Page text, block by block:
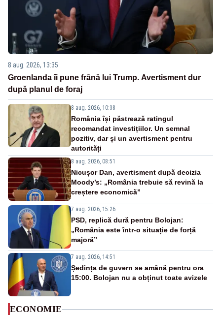
8 aug. 2026, 13:35
Groenlanda îi pune frână lui Trump. Avertisment dur
după planul de foraj
8 aug. 2026, 10:38
România își păstrează ratingul
recomandat investițiilor. Un semnal
pozitiv, dar și un avertisment pentru
autorități
8 aug. 2026, 08:51
Nicușor Dan, avertisment după decizia
Moody’s: „România trebuie să revină la
creștere economică”
7 aug. 2026, 15:26
PSD, replică dură pentru Bolojan:
„România este într-o situație de forță
majoră”
7 aug. 2026, 14:51
Ședința de guvern se amână pentru ora
15:00. Bolojan nu a obținut toate avizele
ECONOMIE